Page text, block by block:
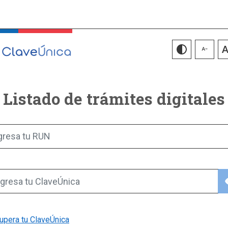
Listado de trámites digitales
tu RUN
tu ClaveÚnica
tu ClaveÚnica